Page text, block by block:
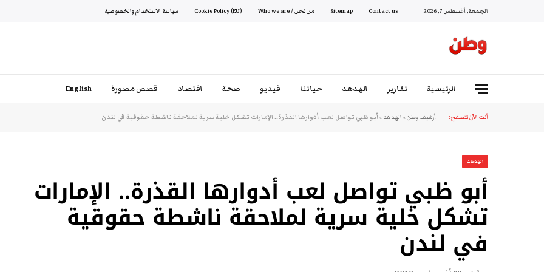
الجمعة, أغسطس 7, 2026 Contact us
Sitemap من نحن / Who we are Cookie Policy (EU) سياسة الاستخدام والخصوصية
الرئيسية تقارير الهدهد حياتنا فيديو صحة اقتصاد قصص مصورة English
أنت الآن تتصفح: أرشيف وطن»الهدهد»أبو ظبي تواصل لعب أدوارها القذرة.. الإمارات تشكل خلية سرية لملاحقة ناشطة حقوقية في لندن
الهدهد
أبو ظبي تواصل لعب أدوارها القذرة.. الإمارات
تشكل خلية سرية لملاحقة ناشطة حقوقية
في لندن